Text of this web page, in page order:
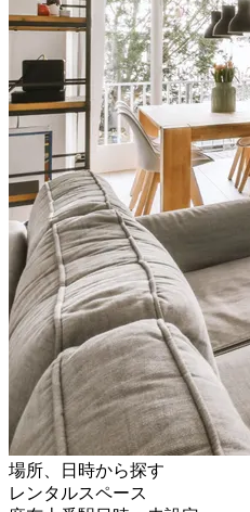
場所、日時から探す
レンタルスペース